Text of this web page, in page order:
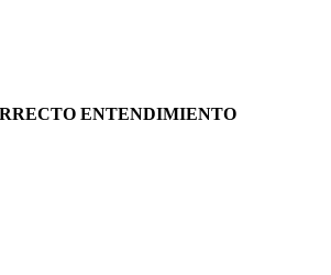
ENTENDIMIENTO